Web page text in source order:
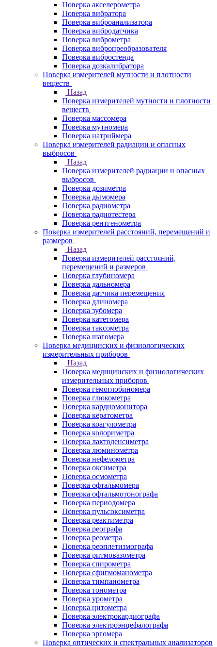
Поверка акселерометра
Поверка вибратора
Поверка виброанализатора
Поверка вибродатчика
Поверка виброметра
Поверка вибропреобразователя
Поверка вибростенда
Поверка дозкалибратора
Поверка измерителей мутности и плотности
веществ
Назад
Поверка измерителей мутности и плотности
веществ
Поверка массомера
Поверка мутномера
Поверка натриймера
Поверка измерителей радиации и опасных
выбросов
Назад
Поверка измерителей радиации и опасных
выбросов
Поверка дозиметра
Поверка дымомера
Поверка радиометра
Поверка радиотестера
Поверка рентгенометра
Поверка измерителей расстояний, перемещений и
размеров
Назад
Поверка измерителей расстояний,
перемещений и размеров
Поверка глубиномера
Поверка дальномера
Поверка датчика перемещения
Поверка длиномера
Поверка зубомера
Поверка катетомера
Поверка таксометра
Поверка шагомера
Поверка медицинских и физиологических
измерительных приборов
Назад
Поверка медицинских и физиологических
измерительных приборов
Поверка гемоглобиномера
Поверка глюкометра
Поверка кардиомонитора
Поверка кератометра
Поверка коагулометра
Поверка колориметра
Поверка лактоденсиметра
Поверка люминометра
Поверка нефелометра
Поверка оксиметра
Поверка осмометра
Поверка офтальмомера
Поверка офтальмотонографа
Поверка периодомера
Поверка пульсоксиметра
Поверка реактиметра
Поверка реографа
Поверка реометра
Поверка реоплетизмографа
Поверка ритмовазометра
Поверка спирометра
Поверка сфигмоманометра
Поверка тимпанометра
Поверка тонометра
Поверка урометра
Поверка цитометра
Поверка электрокардиографа
Поверка электроэнцефалографа
Поверка эргомера
Поверка оптических и спектральных анализаторов